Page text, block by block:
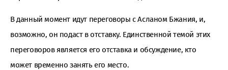
В данный момент идут переговоры с Асланом Бжания, и,
возможно, он подаст в отставку. Единственной темой этих
переговоров является его отставка и обсуждение, кто
может временно занять его место.